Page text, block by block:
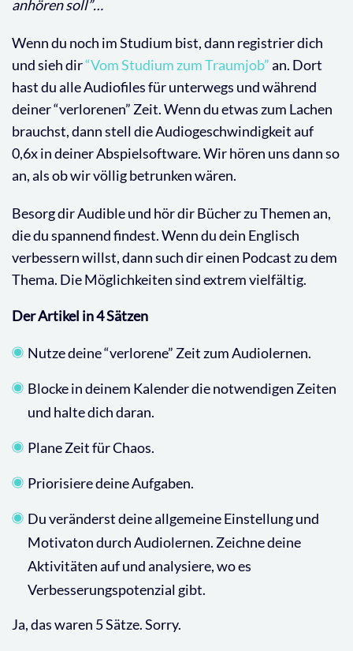
anhören soll”…
Wenn du noch im Studium bist, dann registrier dich
und sieh dir“Vom Studium zum Traumjob”an. Dort
hast du alle Audiofiles für unterwegs und während
deiner “verlorenen” Zeit. Wenn du etwas zum Lachen
brauchst, dann stell die Audiogeschwindigkeit auf
0,6x in deiner Abspielsoftware. Wir hören uns dann so
an, als ob wir völlig betrunken wären.
Besorg dir Audible und hör dir Bücher zu Themen an,
die du spannend findest. Wenn du dein Englisch
verbessern willst, dann such dir einen Podcast zu dem
Thema. Die Möglichkeiten sind extrem vielfältig.
Der Artikel in 4 Sätzen
Nutze deine “verlorene” Zeit zum Audiolernen.
Blocke in deinem Kalender die notwendigen Zeiten
und halte dich daran.
Plane Zeit für Chaos.
Priorisiere deine Aufgaben.
Du veränderst deine allgemeine Einstellung und
Motivaton durch Audiolernen. Zeichne deine
Aktivitäten auf und analysiere, wo es
Verbesserungspotenzial gibt.
Ja, das waren 5 Sätze. Sorry.